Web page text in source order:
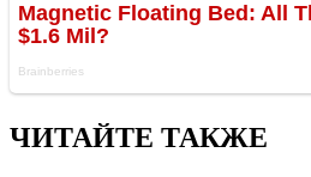
ЧИТАЙТЕ ТАКЖЕ